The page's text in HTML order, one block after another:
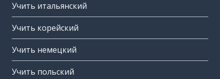
Учить итальянский
Учить корейский
Учить немецкий
Учить польский